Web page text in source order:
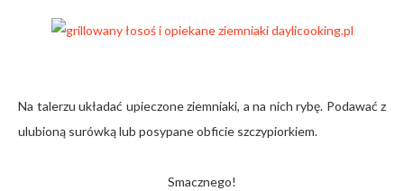
Na talerzu układać upieczone ziemniaki, a na nich rybę. Podawać z
ulubioną surówką lub posypane obficie szczypiorkiem.
Smacznego!